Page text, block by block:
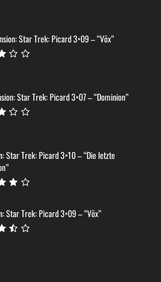
Star Trek: Picard 3×09 – “Võx”
Star Trek: Picard 3×07 – “Dominion”
Star Trek: Picard 3×10 – “Die letzte
Star Trek: Picard 3×09 – “Võx”